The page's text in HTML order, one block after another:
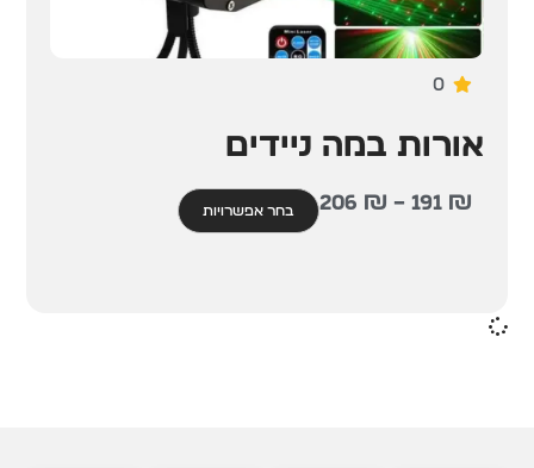
0
אורות במה ניידים
191 ₪
–
206 ₪ בחר אפשרויות